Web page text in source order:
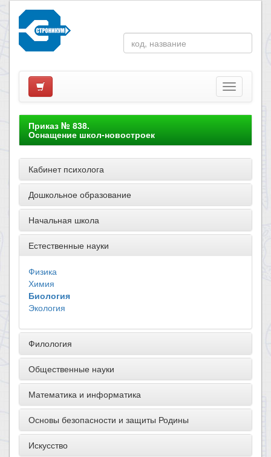
Приказ № 838.
Оснащение школ-новостроек
Кабинет психолога
Дошкольное образование
Начальная школа
Естественные науки
Физика
Химия
Биология
Экология
Филология
Общественные науки
Математика и информатика
Основы безопасности и защиты Родины
Искусство